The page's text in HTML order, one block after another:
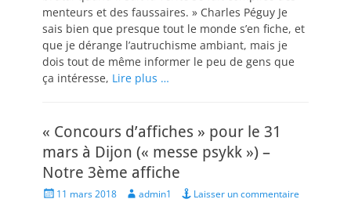
menteurs et des faussaires. » Charles Péguy Je
sais bien que presque tout le monde s’en fiche, et
que je dérange l’autruchisme ambiant, mais je
dois tout de même informer le peu de gens que
ça intéresse, Lire plus …
« Concours d’affiches » pour le 31
mars à Dijon (« messe psykk ») –
Notre 3ème affiche
Posted11 mars 2018 Author
admin1 Laisser un commentaire